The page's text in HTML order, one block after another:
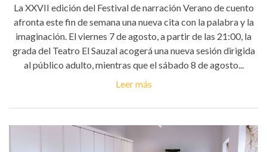
La XXVII edición del Festival de narración Verano de cuento
afronta este fin de semana una nueva cita con la palabra y la
imaginación. El viernes 7 de agosto, a partir de las 21:00, la
grada del Teatro El Sauzal acogerá una nueva sesión dirigida
al público adulto, mientras que el sábado 8 de agosto...
Leer más